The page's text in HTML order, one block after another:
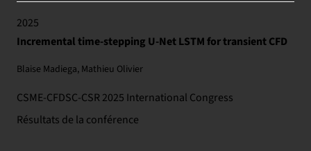
2025
Incremental time-stepping U-Net LSTM for transient CFD
Blaise Madiega, Mathieu Olivier
CSME-CFDSC-CSR 2025 International Congress
Résultats de la conférence